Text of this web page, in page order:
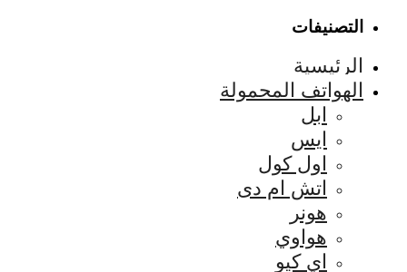
التصنيفات
الرئيسية
الهواتف المحمولة
ابل
ايس
اول كول
اتش ام دى
هونر
هواوي
اي كيو